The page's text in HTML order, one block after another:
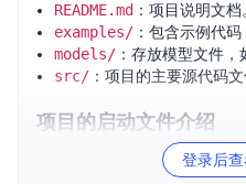
README.md ：项目说明文档
examples/ ：包含示例代码
models/ ：存放模型文件，
src/ ：项目的主要源代码
项目的启动文件介绍
项目的启动文件主要是登录后